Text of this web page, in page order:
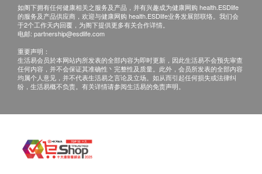
球蛋白
白蛋白及球蛋白比率 A/G Ratio
谷丙转氨酵素
谷草转氨酵素
丙种谷氨酸转移酵素
肾功能
肌酸酐
钠
尿素
产品页面)
亲身领取：亲身前往检验中心
医生讲解报告时间:
星期二及四 09:00-13:00 , 星期六 09:00-13:00
备注
如阁下拥有任何健康相关之服务及产品，并有兴趣成为健康网购 health.ESDlife
的服务及产品供应商，欢迎与健康网购 health.ESDlife业务发展部联络。我们会
于2个工作天内回覆，为阁下提供更多有关合作详情。
电邮: partnership@esdlife.com
重要声明：
生活易会员於本网站内所发表的全部内容为即时更新，因此生活易不会预先审查
任何内容，并不会保证其准确性丶完整性及质量。此外，会员所发表的全部内容
均属个人意见，并不代表生活易之言论及立场。如从而引起任何损失或法律纠
纷，生活易概不负责。有关详情请参阅生活易的免责声明。